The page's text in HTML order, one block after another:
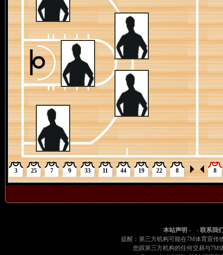
8
3 25 7 9 33 11 44 19 22 8
本站声明 - - 联系我
提醒：第三方机构可能在7M体育宣传
您跟第三方机构的任何交易与7M